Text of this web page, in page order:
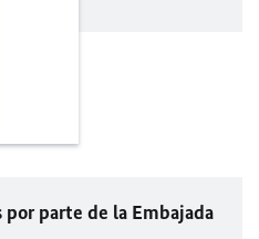
parte de la Embajada